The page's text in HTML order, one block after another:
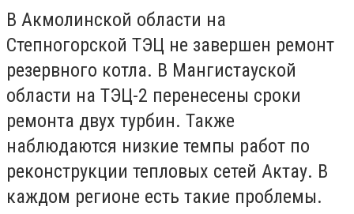
В Акмолинской области на
Степногорской ТЭЦ не завершен ремонт
резервного котла. В Мангистауской
области на ТЭЦ-2 перенесены сроки
ремонта двух турбин. Также
наблюдаются низкие темпы работ по
реконструкции тепловых сетей Актау. В
каждом регионе есть такие проблемы.